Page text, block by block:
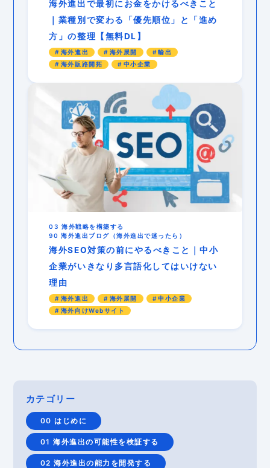
海外進出で最初にお金をかけるべきこと
｜業種別で変わる「優先順位」と「進め
方」の整理【無料DL】
海外進出 海外展開
輸出
海外販路開拓
中小企業
03 海外戦略を構築する
90 海外進出ブログ（海外進出で迷ったら）
海外SEO対策の前にやるべきこと｜中小
企業がいきなり多言語化してはいけない
理由
海外進出 海外展開
中小企業
海外向けWebサイト
カテゴリー
00 はじめに
01 海外進出の可能性を検証する
02 海外進出の能力を開発する